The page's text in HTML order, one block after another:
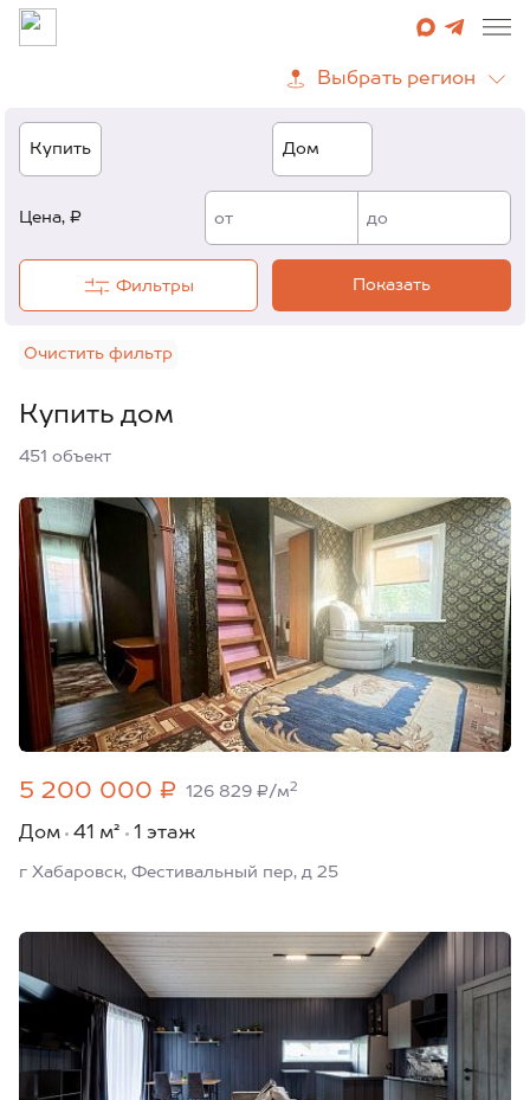
Цена, ₽ от до
Фильтры Показать
Очистить фильтр
Купить дом
451 объект
5 200 000 ₽ 126 829 ₽/м 2
Дом 41 м² 1 этаж
г Хабаровск, Фестивальный пер, д 25